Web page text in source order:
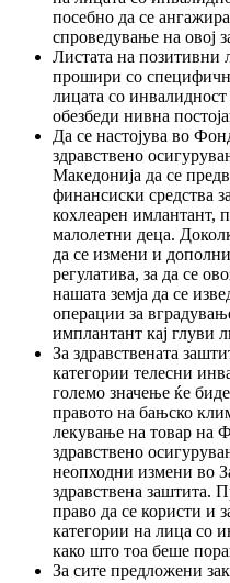
посебно да се ангажира
спроведување на овој
Листата на позитивни
прошири со
лицата со инвалидност
обезбеди нивна
Да се настојува во
здравствено
Македонија да се
финансиски средства
кохлеарен имлантант,
малолетни деца.
да се измени и дополни
регулатива, за да се
нашата земја да се
операции за
имплантант кај глуви
За здравствената
категории телесни
големо значење ќе
правото на бањско
лекување на товар на
здравствено
неопходни измени во
здравствена заштита.
право да се користи и
категории на лица со
како што тоа беше
За сите предложени